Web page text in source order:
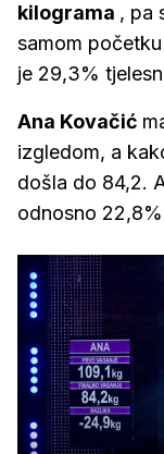
kilograma , pa
samom
je 29,3%
Ana Kovačić
izgledom, a
došla do 84,2.
odnosno